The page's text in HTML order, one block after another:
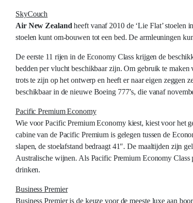
SkyCouch
Air New Zealand heeft vanaf 2010 de ‘Lie Flat’ stoelen
stoelen kunt om-bouwen tot een bed. De armleuningen
De eerste 11 rijen in de Economy Class krijgen de
bedden per vlucht beschikbaar zijn. Om gebruik te
trots te zijn op het ontwerp en heeft er naar eigen zeggen
beschikbaar in de nieuwe Boeing 777’s, die vanaf
Pacific Premium Economy
Wie voor Pacific Premium Economy kiest, kiest voor het
cabine van de Pacific Premium is gelegen tussen de
slapen, de stoelafstand bedraagt 41″. De maaltijden zijn
Australische wijnen. Als Pacific Premium Economy
drinken.
Business Premier
Business Premier is de keuze voor de meeste luxe aan